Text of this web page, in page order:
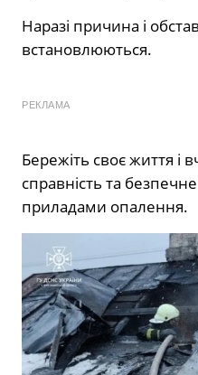
Наразі причина і
встановлюються.
РЕКЛАМА
Бережіть своє життя і
справність та
приладами опалення.